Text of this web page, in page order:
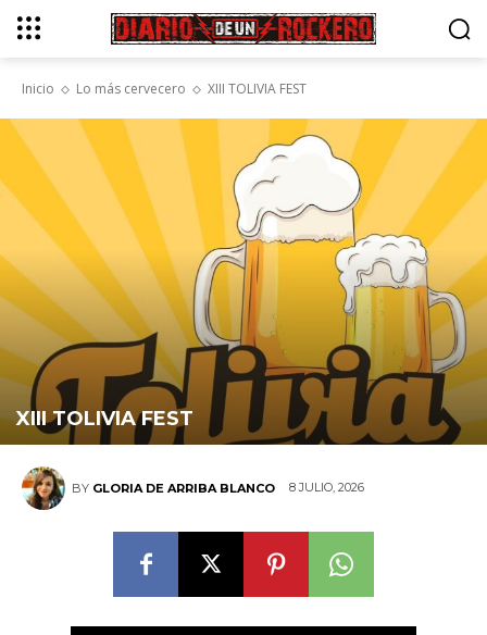
Inicio Lo más cervecero XIII TOLIVIA FEST
XIII TOLIVIA FEST
BY GLORIA DE ARRIBA BLANCO 8 JULIO, 2026